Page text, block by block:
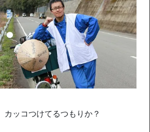
カッコつけてるつもりか？